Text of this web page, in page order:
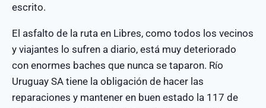
escrito.
El asfalto de la ruta en Libres, como todos los vecinos
y viajantes lo sufren a diario, está muy deteriorado
con enormes baches que nunca se taparon. Río
Uruguay SA tiene la obligación de hacer las
reparaciones y mantener en buen estado la 117 de